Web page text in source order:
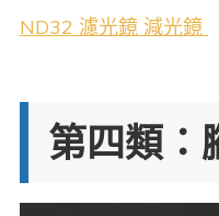
ND32 濾光鏡 減光鏡
第四類：